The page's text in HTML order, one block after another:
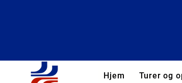
Hjem Turer og